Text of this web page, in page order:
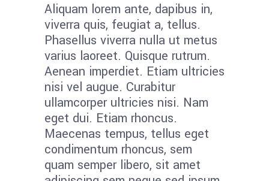
Aliquam lorem ante, dapibus in,
viverra quis, feugiat a, tellus.
Phasellus viverra nulla ut metus
varius laoreet. Quisque rutrum.
Aenean imperdiet. Etiam ultricies
nisi vel augue. Curabitur
ullamcorper ultricies nisi. Nam
eget dui. Etiam rhoncus.
Maecenas tempus, tellus eget
condimentum rhoncus, sem
quam semper libero, sit amet